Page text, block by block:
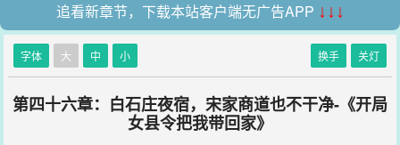
追看新章节，下载本站客户端无广告APP ↓↓↓
字体 大 中 小 换手 关灯
第四十六章：白石庄夜宿，宋家商道也不干净-《开局
女县令把我带回家》